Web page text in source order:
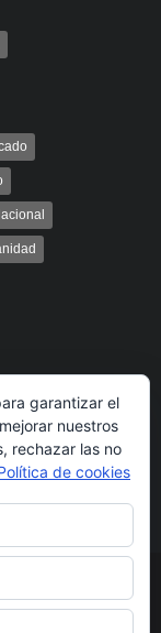
por
garantizar el
nuestros
rechazar las no
de cookies